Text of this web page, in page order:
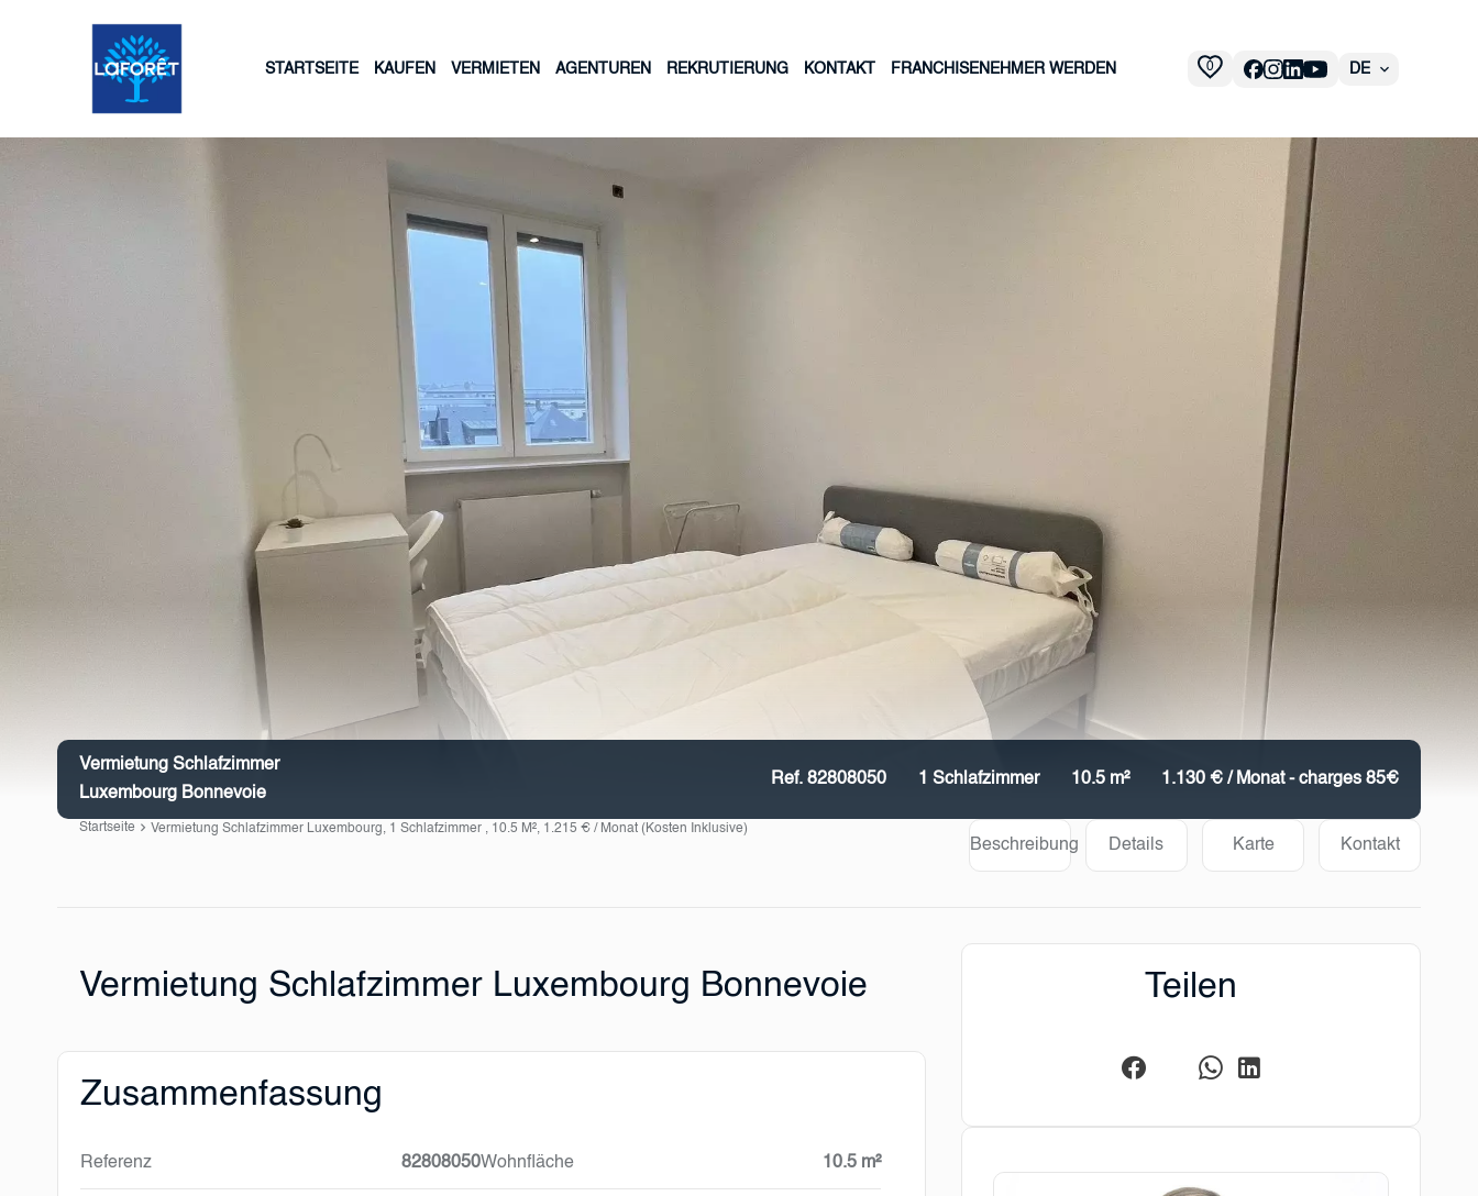
STARTSEITE KAUFEN VERMIETEN AGENTUREN REKRUTIERUNG KONTAKT FRANCHISENEHMER WERDEN 0 DE
Vermietung Schlafzimmer
Luxembourg Bonnevoie
Ref. 82808050 1 Schlafzimmer 10.5 m² 1.130 € / Monat - charges 85€
Startseite Vermietung Schlafzimmer Luxembourg, 1 Schlafzimmer , 10.5 M², 1.215 € / Monat (Kosten Inklusive)
Beschreibung Details Karte Kontakt
Vermietung Schlafzimmer Luxembourg Bonnevoie
Zusammenfassung
Referenz 82808050Wohnfläche 10.5 m²
Teilen